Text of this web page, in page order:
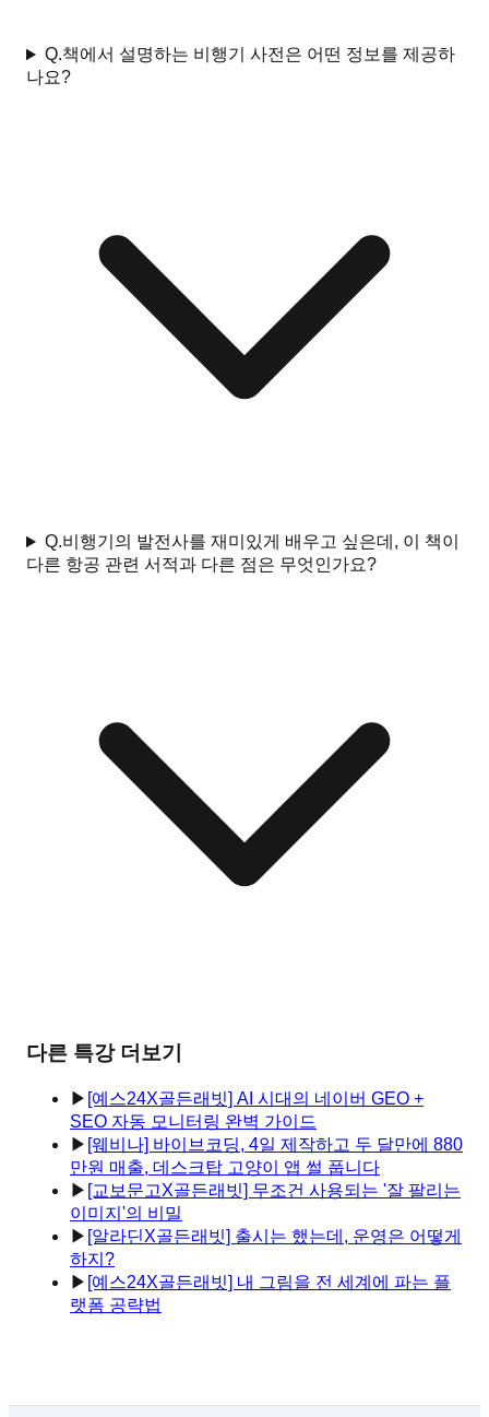
Q.책에서 설명하는 비행기 사전은 어떤 정보를 제공하
나요?
Q.비행기의 발전사를 재미있게 배우고 싶은데, 이 책이
다른 항공 관련 서적과 다른 점은 무엇인가요?
다른 특강 더보기
▶ [예스24X골든래빗] AI 시대의 네이버 GEO +
SEO 자동 모니터링 완벽 가이드
▶ [웨비나] 바이브코딩, 4일 제작하고 두 달만에 880
만원 매출, 데스크탑 고양이 앱 썰 풉니다
▶ [교보문고X골든래빗] 무조건 사용되는 '잘 팔리는
이미지'의 비밀
▶ [알라딘X골든래빗] 출시는 했는데, 운영은 어떻게
하지?
▶ [예스24X골든래빗] 내 그림을 전 세계에 파는 플
랫폼 공략법